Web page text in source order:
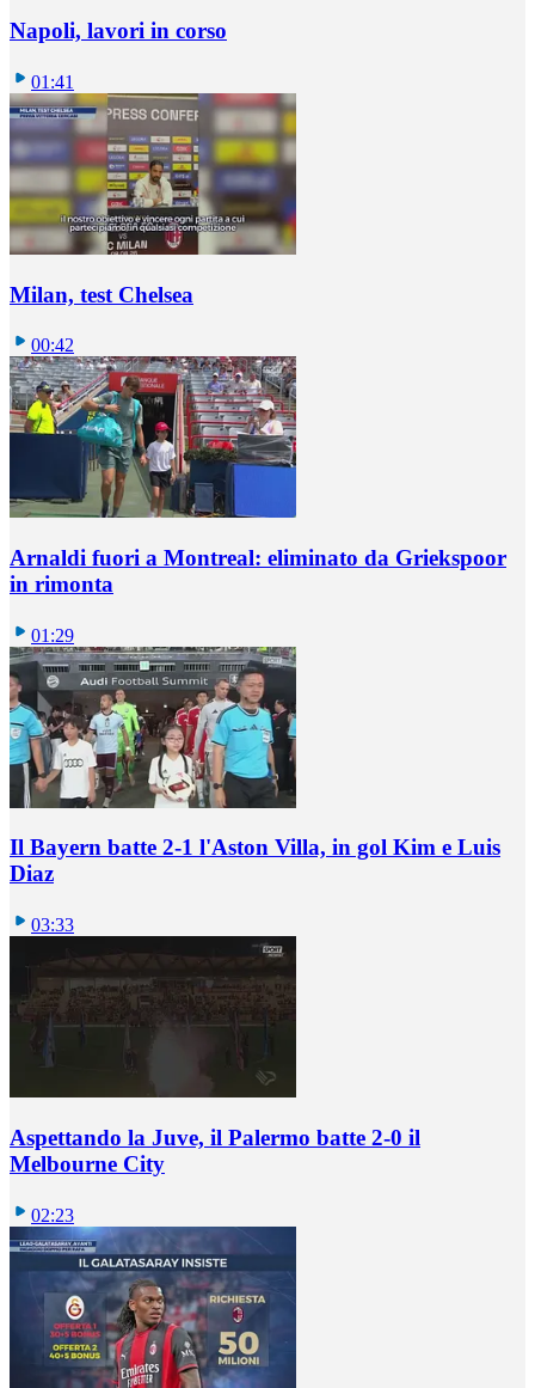
Napoli, lavori in corso
01:41
Milan, test Chelsea
00:42
Arnaldi fuori a Montreal: eliminato da Griekspoor
in rimonta
01:29
Il Bayern batte 2-1 l'Aston Villa, in gol Kim e Luis
Diaz
03:33
Aspettando la Juve, il Palermo batte 2-0 il
Melbourne City
02:23